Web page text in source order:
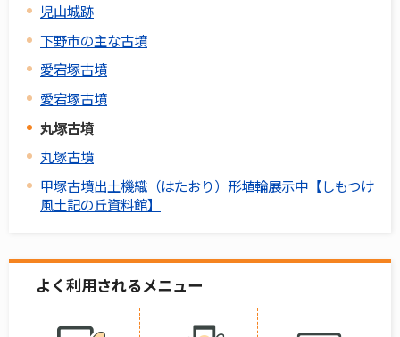
児山城跡
下野市の主な古墳
愛宕塚古墳
愛宕塚古墳
丸塚古墳
丸塚古墳
甲塚古墳出土機織（はたおり）形埴輪展示中【しもつけ
風土記の丘資料館】
よく利用されるメニュー